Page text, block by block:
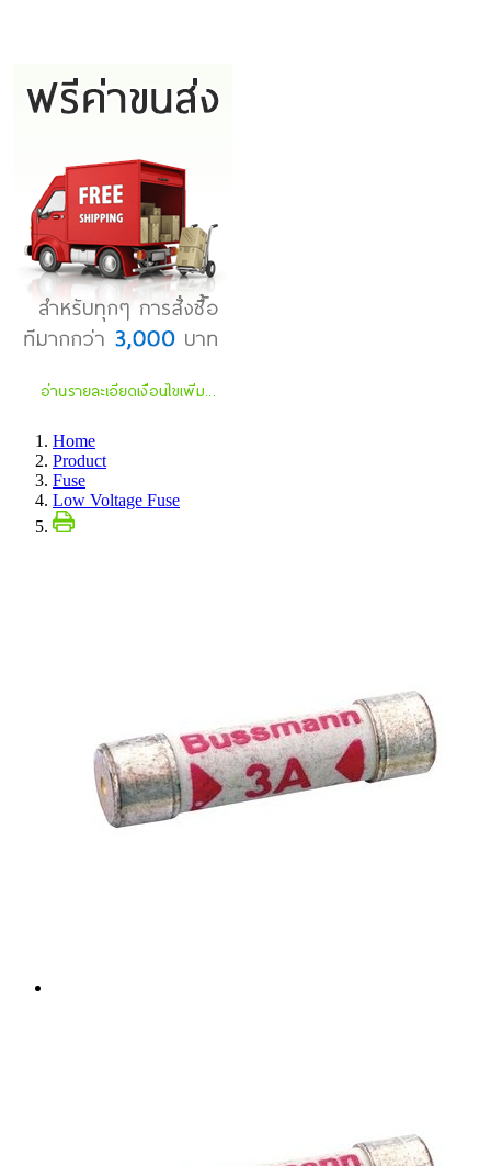
Home
Product
Fuse
Low Voltage Fuse